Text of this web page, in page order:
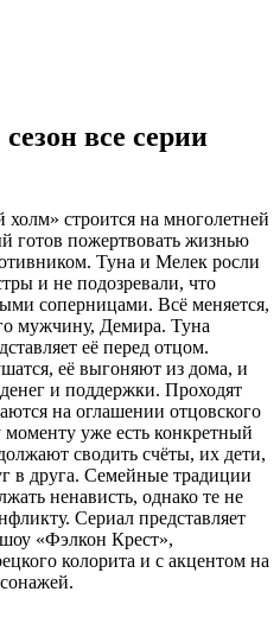
все серии
строится на многолетней
готов пожертвовать жизнью
Туна и Мелек росли
и не подозревали, что
соперницами. Всё меняется,
мужчину, Демира. Туна
её перед отцом.
её выгоняют из дома, и
и поддержки. Проходят
на оглашении отцовского
уже есть конкретный
сводить счёты, их дети,
в друга. Семейные традиции
ненависть, однако те не
Сериал представляет
«Фэлкон Крест»,
колорита и с акцентом на